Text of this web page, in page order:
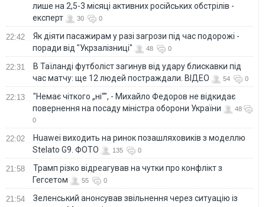
лише на 2,5-3 місяці активних російських обстрілів -
експерт
30 0
22:42
Як діяти пасажирам у разі загрози під час подорожі -
поради від "Укрзалізниці"
48 0
22:31
В Таїланді футболіст загинув від удару блискавки під
час матчу: ще 12 людей постраждали. ВІДЕО
54 0
22:13
"Немає чіткого „ні“", - Михайло Федоров не відкидає
повернення на посаду міністра оборони України
48
0
22:02
Huawei виходить на ринок позашляховиків з моделлю
Stelato G9. ФОТО
135 0
21:58
Трамп різко відреагував на чутки про конфлікт з
Гегсетом
55 0
21:54
Зеленський анонсував звільнення через ситуацію із